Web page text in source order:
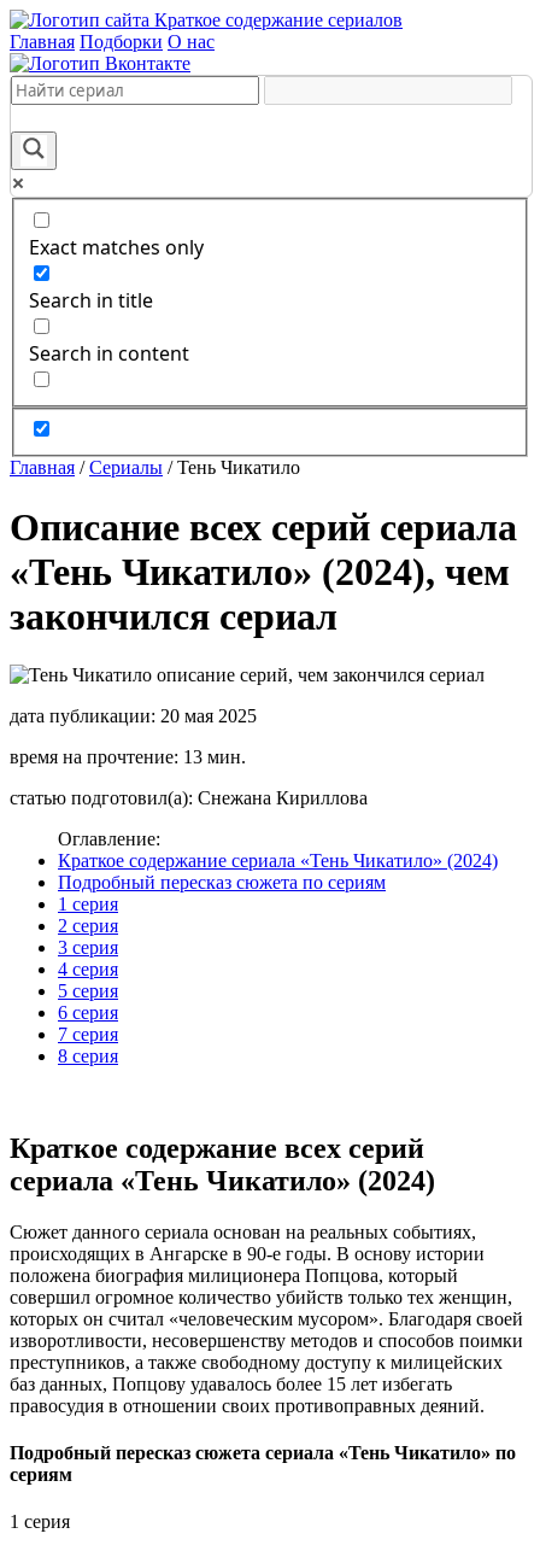
Краткое содержание сериалов
Главная Подборки О нас
Exact matches only
Search in title
Search in content
Главная /Сериалы /Тень Чикатило
Описание всех серий сериала
«Тень Чикатило» (2024), чем
закончился сериал
дата публикации: 20 мая 2025
время на прочтение: 13 мин.
статью подготовил(а): Снежана Кириллова
Оглавление:
Краткое содержание сериала «Тень Чикатило» (2024)
Подробный пересказ сюжета по сериям
1 серия
2 серия
3 серия
4 серия
5 серия
6 серия
7 серия
8 серия
Краткое содержание всех серий
сериала «Тень Чикатило» (2024)
Сюжет данного сериала основан на реальных событиях,
происходящих в Ангарске в 90-е годы. В основу истории
положена биография милиционера Попцова, который
совершил огромное количество убийств только тех женщин,
которых он считал «человеческим мусором». Благодаря своей
изворотливости, несовершенству методов и способов поимки
преступников, а также свободному доступу к милицейских
баз данных, Попцову удавалось более 15 лет избегать
правосудия в отношении своих противоправных деяний.
Подробный пересказ сюжета сериала «Тень Чикатило» по
сериям
1 серия